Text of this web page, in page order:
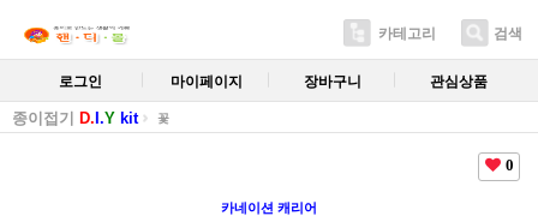
카테고리 검색
로그인 마이페이지 장바구니 관심상품
종이접기 D. I.Y kit 꽃
0
카네이션 캐리어